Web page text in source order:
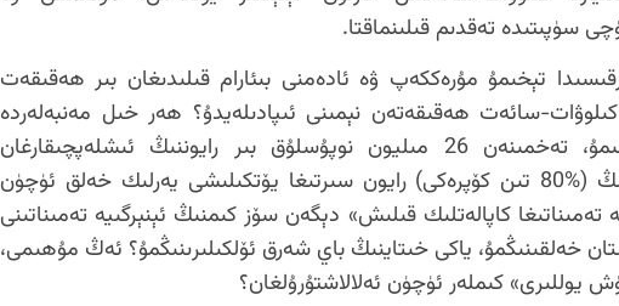
سۈپىتىدە تەقدىم قىلىنماقتا.
تېخىمۇ مۇرەككەپ ۋە ئادەمنى بىئارام قىلىدىغان بىر ھەقىقەت
مىليارد كىلوۋات-سائەت ھەقىقەتەن نېمىنى ئىپادىلەيدۇ؟ ھەر خىل مەنبەلەردە
ئوخشىمىغان سانلار بولسىمۇ، تەخمىنەن 26 مىليون نوپۇسلۇق بىر رايوننىڭ ئىشلەپچىقارغان
ئېلېكتىرىنىڭ كۆپ قىسمىنىڭ (%80 تىن كۆپرەكى) رايون سىرتىغا يۆتكىلىشى يەرلىك خەلق ئۈچۈن
تەمىناتىغا كاپالەتلىك قىلىش» دېگەن سۆز كىمنىڭ ئېنېرگىيە تەمىناتىنى
خەلقىنىڭمۇ، ياكى خىتاينىڭ باي شەرق ئۆلكىلىرىنىڭمۇ؟ ئەڭ مۇھىمى،
يوللىرى» كىملەر ئۈچۈن ئەلالاشتۇرۇلغان؟